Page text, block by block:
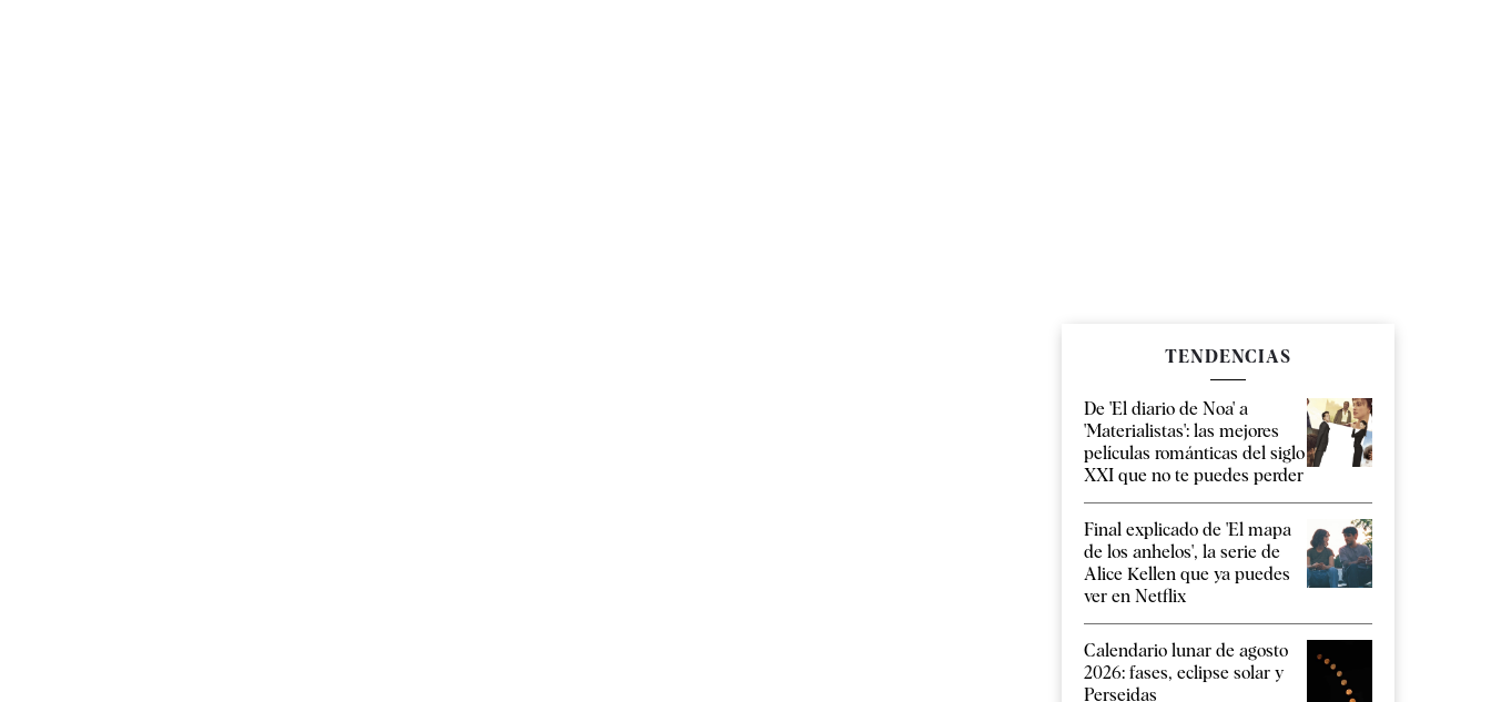
TENDENCIAS
De 'El diario de Noa' a
'Materialistas': las mejores
películas románticas del siglo
XXI que no te puedes perder
Final explicado de 'El mapa
de los anhelos', la serie de
Alice Kellen que ya puedes
ver en Netflix
Calendario lunar de agosto
2026: fases, eclipse solar y
Perseidas